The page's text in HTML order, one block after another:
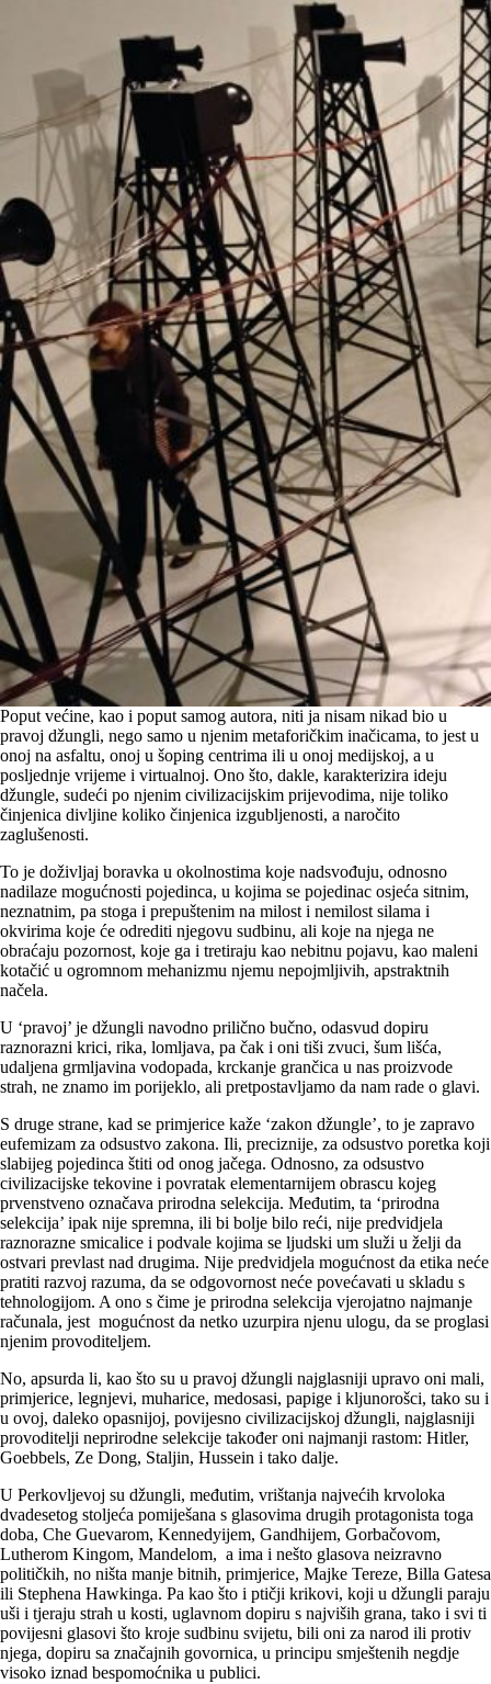
Poput većine, kao i poput samog autora, niti ja nisam nikad bio u
pravoj džungli, nego samo u njenim metaforičkim inačicama, to jest u
onoj na asfaltu, onoj u šoping centrima ili u onoj medijskoj, a u
posljednje vrijeme i virtualnoj. Ono što, dakle, karakterizira ideju
džungle, sudeći po njenim civilizacijskim prijevodima, nije toliko
činjenica divljine koliko činjenica izgubljenosti, a naročito
zaglušenosti.
To je doživljaj boravka u okolnostima koje nadsvođuju, odnosno
nadilaze mogućnosti pojedinca, u kojima se pojedinac osjeća sitnim,
neznatnim, pa stoga i prepuštenim na milost i nemilost silama i
okvirima koje će odrediti njegovu sudbinu, ali koje na njega ne
obraćaju pozornost, koje ga i tretiraju kao nebitnu pojavu, kao maleni
kotačić u ogromnom mehanizmu njemu nepojmljivih, apstraktnih
načela.
U ‘pravoj’ je džungli navodno prilično bučno, odasvud dopiru
raznorazni krici, rika, lomljava, pa čak i oni tiši zvuci, šum lišća,
udaljena grmljavina vodopada, krckanje grančica u nas proizvode
strah, ne znamo im porijeklo, ali pretpostavljamo da nam rade o glavi.
S druge strane, kad se primjerice kaže ‘zakon džungle’, to je zapravo
eufemizam za odsustvo zakona. Ili, preciznije, za odsustvo poretka koji
slabijeg pojedinca štiti od onog jačega. Odnosno, za odsustvo
civilizacijske tekovine i povratak elementarnijem obrascu kojeg
prvenstveno označava prirodna selekcija. Međutim, ta ‘prirodna
selekcija’ ipak nije spremna, ili bi bolje bilo reći, nije predvidjela
raznorazne smicalice i podvale kojima se ljudski um služi u želji da
ostvari prevlast nad drugima. Nije predvidjela mogućnost da etika neće
pratiti razvoj razuma, da se odgovornost neće povećavati u skladu s
tehnologijom. A ono s čime je prirodna selekcija vjerojatno najmanje
računala, jest mogućnost da netko uzurpira njenu ulogu, da se proglasi
njenim provoditeljem.
No, apsurda li, kao što su u pravoj džungli najglasniji upravo oni mali,
primjerice, legnjevi, muharice, medosasi, papige i kljunorošci, tako su i
u ovoj, daleko opasnijoj, povijesno civilizacijskoj džungli, najglasniji
provoditelji neprirodne selekcije također oni najmanji rastom: Hitler,
Goebbels, Ze Dong, Staljin, Hussein i tako dalje.
U Perkovljevoj su džungli, međutim, vrištanja najvećih krvoloka
dvadesetog stoljeća pomiješana s glasovima drugih protagonista toga
doba, Che Guevarom, Kennedyijem, Gandhijem, Gorbačovom,
Lutherom Kingom, Mandelom, a ima i nešto glasova neizravno
političkih, no ništa manje bitnih, primjerice, Majke Tereze, Billa Gatesa
ili Stephena Hawkinga. Pa kao što i ptičji krikovi, koji u džungli paraju
uši i tjeraju strah u kosti, uglavnom dopiru s najviših grana, tako i svi ti
povijesni glasovi što kroje sudbinu svijetu, bili oni za narod ili protiv
njega, dopiru sa značajnih govornica, u principu smještenih negdje
visoko iznad bespomoćnika u publici.